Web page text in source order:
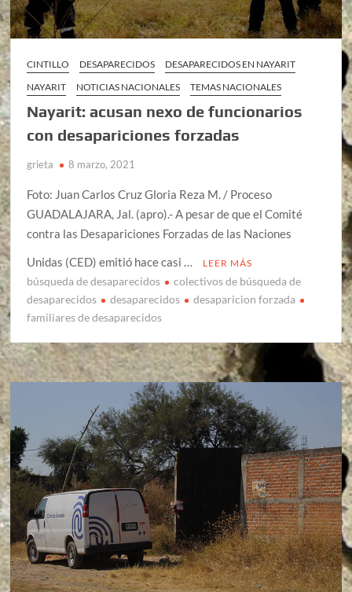
CINTILLO DESAPARECIDOS
DESAPARECIDOS EN NAYARIT
NAYARIT
NOTICIAS NACIONALES TEMAS NACIONALES
Nayarit: acusan nexo de funcionarios
con desapariciones forzadas
grieta 8 marzo, 2021
Foto: Juan Carlos Cruz Gloria Reza M. / Proceso
GUADALAJARA, Jal. (apro).- A pesar de que el Comité
contra las Desapariciones Forzadas de las Naciones
Unidas (CED) emitió hace casi …
LEER MÁS
búsqueda de desaparecidos
colectivos de búsqueda de
desaparecidos
desaparecidos
desaparicion forzada
familiares de desaparecidos